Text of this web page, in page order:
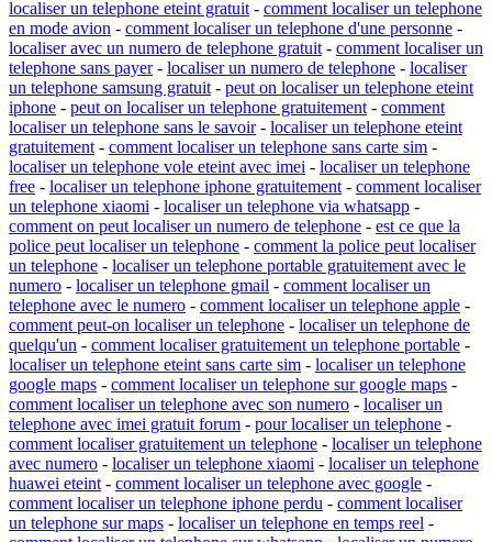
localiser un telephone eteint gratuit - comment localiser un telephone
en mode avion - comment localiser un telephone d'une personne -
localiser avec un numero de telephone gratuit - comment localiser un
telephone sans payer- localiser un numero de telephone - localiser
un telephone samsung gratuit - peut on localiser un telephone eteint
iphone - peut on localiser un telephone gratuitement - comment
localiser un telephone sans le savoir- localiser un telephone eteint
gratuitement - comment localiser un telephone sans carte sim -
localiser un telephone vole eteint avec imei - localiser un telephone
free - localiser un telephone iphone gratuitement - comment localiser
un telephone xiaomi - localiser un telephone via whatsapp -
comment on peut localiser un numero de telephone - est ce que la
police peut localiser un telephone - comment la police peut localiser
un telephone - localiser un telephone portable gratuitement avec le
numero - localiser un telephone gmail - comment localiser un
telephone avec le numero - comment localiser un telephone apple -
comment peut-on localiser un telephone - localiser un telephone de
quelqu'un - comment localiser gratuitement un telephone portable -
localiser un telephone eteint sans carte sim - localiser un telephone
google maps - comment localiser un telephone sur google maps -
comment localiser un telephone avec son numero - localiser un
telephone avec imei gratuit forum - pour localiser un telephone -
comment localiser gratuitement un telephone - localiser un telephone
avec numero - localiser un telephone xiaomi - localiser un telephone
huawei eteint - comment localiser un telephone avec google -
comment localiser un telephone iphone perdu - comment localiser
un telephone sur maps - localiser un telephone en temps reel -